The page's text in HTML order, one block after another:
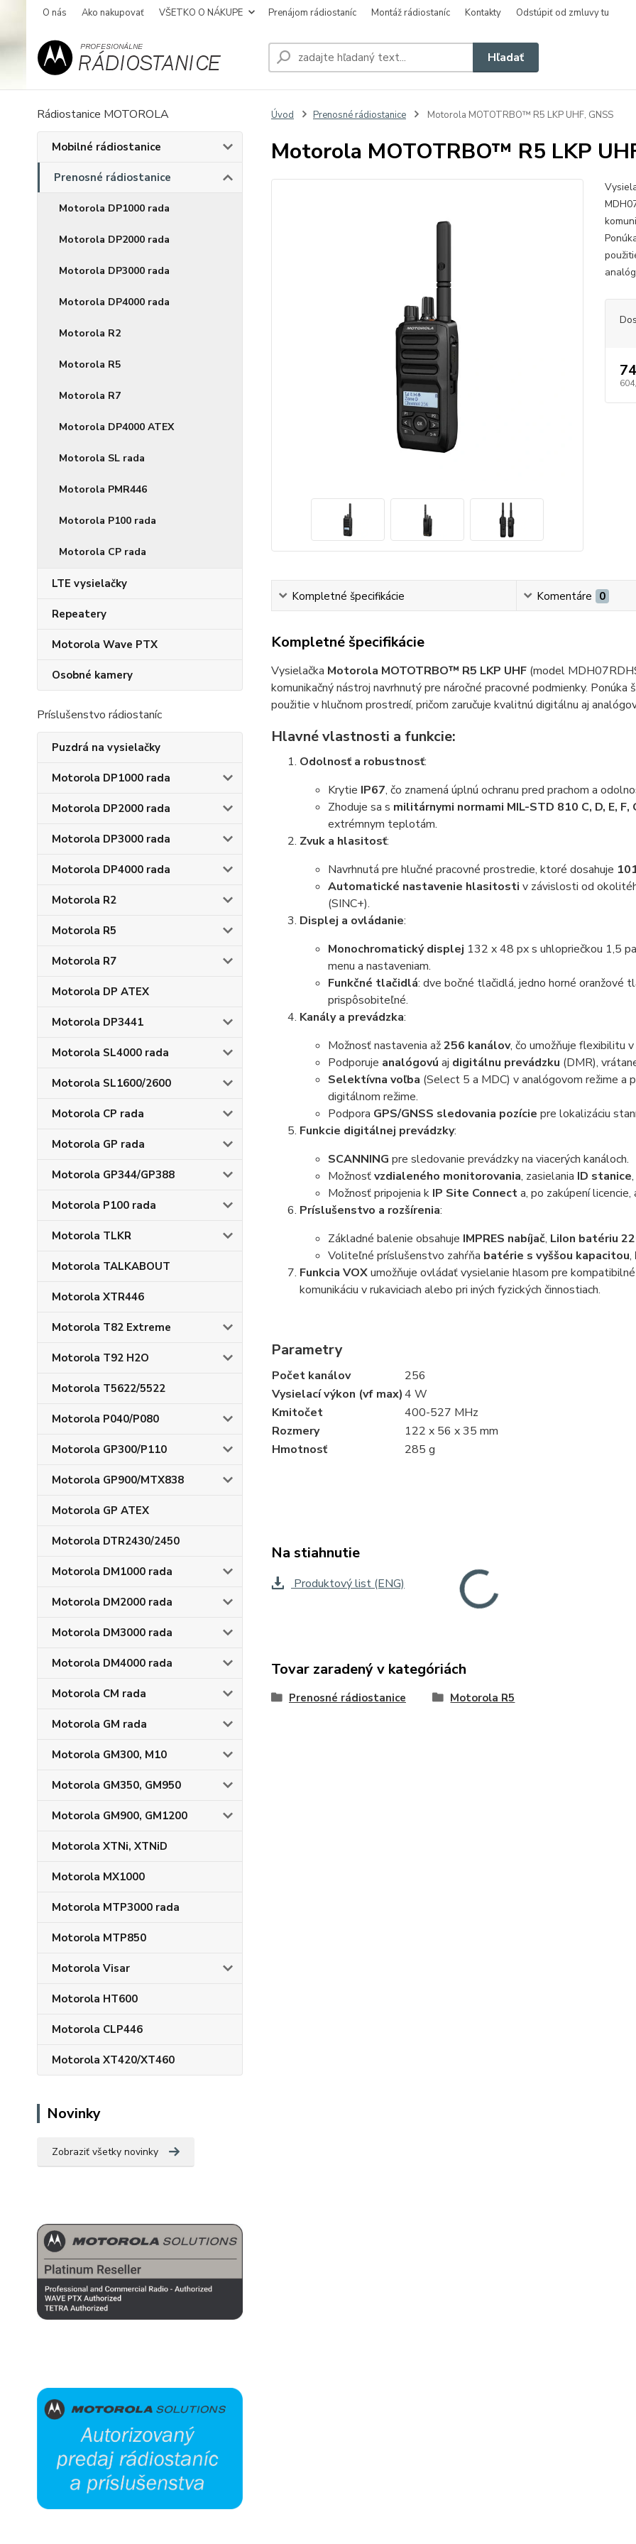
O nás Ako nakupovať VŠETKO O NÁKUPE Prenájom rádiostaníc Montáž rádiostaníc Kontakty Odstúpiť od zmluvy tu
Hľadať
Rádiostanice MOTOROLA
Mobilné rádiostanice
Prenosné rádiostanice
Motorola DP1000 rada
Motorola DP2000 rada
Motorola DP3000 rada
Motorola DP4000 rada
Motorola R2
Motorola R5
Motorola R7
Motorola DP4000 ATEX
Motorola SL rada
Motorola PMR446
Motorola P100 rada
Motorola CP rada
LTE vysielačky
Repeatery
Motorola Wave PTX
Osobné kamery
Príslušenstvo rádiostaníc
Puzdrá na vysielačky
Motorola DP1000 rada
Motorola DP2000 rada
Motorola DP3000 rada
Motorola DP4000 rada
Motorola R2
Motorola R5
Motorola R7
Motorola DP ATEX
Motorola DP3441
Motorola SL4000 rada
Motorola SL1600/2600
Motorola CP rada
Motorola GP rada
Motorola GP344/GP388
Motorola P100 rada
Motorola TLKR
Motorola TALKABOUT
Motorola XTR446
Motorola T82 Extreme
Motorola T92 H2O
Motorola T5622/5522
Motorola P040/P080
Motorola GP300/P110
Motorola GP900/MTX838
Motorola GP ATEX
Motorola DTR2430/2450
Motorola DM1000 rada
Motorola DM2000 rada
Motorola DM3000 rada
Motorola DM4000 rada
Motorola CM rada
Motorola GM rada
Motorola GM300, M10
Motorola GM350, GM950
Motorola GM900, GM1200
Motorola XTNi, XTNiD
Motorola MX1000
Motorola MTP3000 rada
Motorola MTP850
Motorola Visar
Motorola HT600
Motorola CLP446
Motorola XT420/XT460
Novinky
Zobraziť všetky novinky
Úvod Prenosné rádiostanice Motorola MOTOTRBO™ R5 LKP UHF, GNSS
Motorola MOTOTRBO™ R5 LKP
Kompletné špecifikácie Komentáre 0
Kompletné špecifikácie
Vysielačka Motorola MOTOTRBO™ R5 LKP UHF(model
komunikačný nástroj navrhnutý pre náročné pracovné podmienky.
použitie v hlučnom prostredí, pričom zaručuje kvalitnú digitálnu aj
Hlavné vlastnosti a funkcie:
Odolnosť a robustnosť:
Krytie IP67, čo znamená úplnú ochranu pred prachom a
Zhoduje sa s militárnymi normami MIL-STD 810 C, D, E, F,
extrémnym teplotám.
Zvuk a hlasitosť:
Navrhnutá pre hlučné pracovné prostredie, ktoré dosahuje
Automatické nastavenie hlasitosti v závislosti od
(SINC+).
Displej a ovládanie:
Monochromatický displej 132 x 48 px s uhlopriečkou 1,5
menu a nastaveniam.
Funkčné tlačidlá: dve bočné tlačidlá, jedno horné oranžové
prispôsobiteľné.
Kanály a prevádzka:
Možnosť nastavenia až256 kanálov, čo umožňuje flexibilitu
Podporuje analógovú aj digitálnu prevádzku (DMR),
Selektívna voľba (Select 5 a MDC) v analógovom režime a
digitálnom režime.
Podpora GPS/GNSS sledovania pozície pre lokalizáciu
Funkcie digitálnej prevádzky:
SCANNING pre sledovanie prevádzky na viacerých kanáloch.
Možnosťvzdialeného monitorovania, zasielania ID stanice,
Možnosť pripojenia k IP Site Connecta, po zakúpení licencie,
Príslušenstvo a rozšírenia:
Základné balenie obsahuje IMPRES nabíjač, LiIon batériu
Voliteľné príslušenstvo zahŕňa batérie s vyššou kapacitou,
Funkcia VOXumožňuje ovládať vysielanie hlasom pre
komunikáciu v rukaviciach alebo pri iných fyzických činnostiach.
Parametry
Počet kanálov
256
Vysielací výkon (vf max)4 W
Kmitočet
400-527 MHz
Rozmery
122 x 56 x 35 mm
Hmotnosť
285 g
Na stiahnutie
Produktový list (ENG)
Tovar zaradený v kategóriách
Prenosné rádiostanice Motorola R5